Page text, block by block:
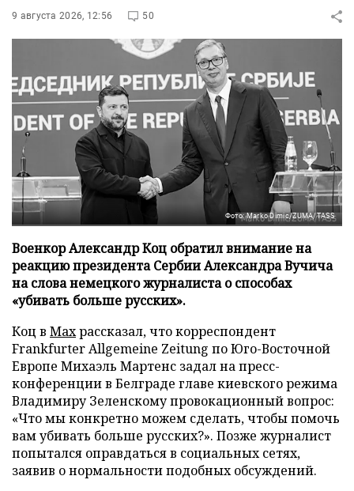
9 августа 2026, 12:56 50
Фото: Marko Dimic/ZUMA/TASS
Военкор Александр Коц обратил внимание на
реакцию президента Сербии Александра Вучича
на слова немецкого журналиста о способах
«убивать больше русских».
Коц в Махрассказал, что корреспондент
Frankfurter Allgemeine Zeitung по Юго-Восточной
Европе Михаэль Мартенс задал на пресс-
конференции в Белграде главе киевского режима
Владимиру Зеленскому провокационный вопрос:
«Что мы конкретно можем сделать, чтобы помочь
вам убивать больше русских?». Позже журналист
попытался оправдаться в социальных сетях,
заявив о нормальности подобных обсуждений.